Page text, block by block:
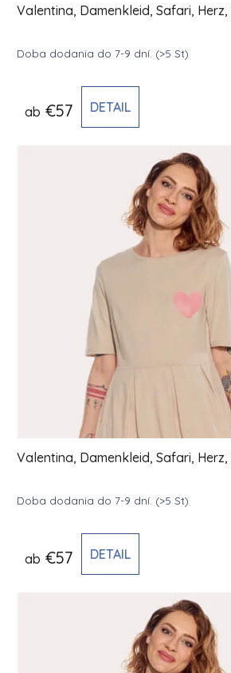
Valentina, Damenkleid, Safari, Herz,
Doba dodania do 7-9 dní. (>5 St)
ab €57 DETAIL
Valentina, Damenkleid, Safari, Herz,
Doba dodania do 7-9 dní. (>5 St)
ab €57 DETAIL